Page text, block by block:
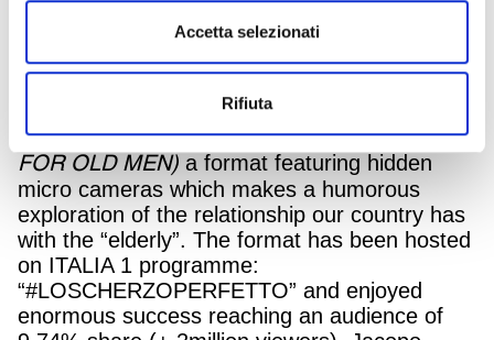
Accetta selezionati
Rifiuta
Jacopo Morini, Creative Director of ARMANDO
TESTA, and specifically of the innovation unit
Testa Digital Hub, has come up with “NON È
UN PAESE PER VECCHI”(NO COUNTRY
FOR OLD MEN) a format featuring hidden
micro cameras which makes a humorous
exploration of the relationship our country has
with the “elderly”. The format has been hosted
on ITALIA 1 programme:
“#LOSCHERZOPERFETTO” and enjoyed
enormous success reaching an audience of